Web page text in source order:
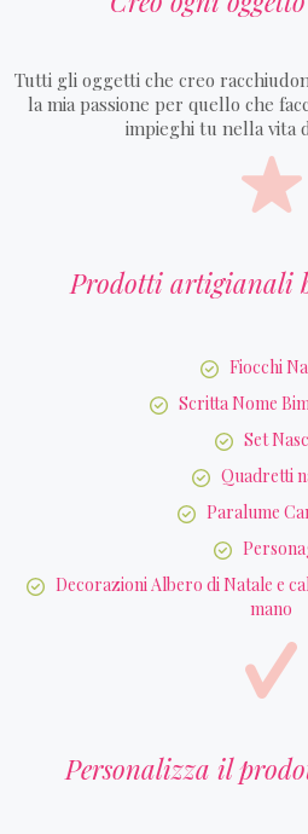
Tutti gli oggetti che creo
la mia passione per quello che
impieghi tu nella vita
Prodotti artigianali
Fiocchi
Scritta Nome
Set
Quadretti
Paralume
Decorazioni Albero di Natale e
mano
Personalizza il